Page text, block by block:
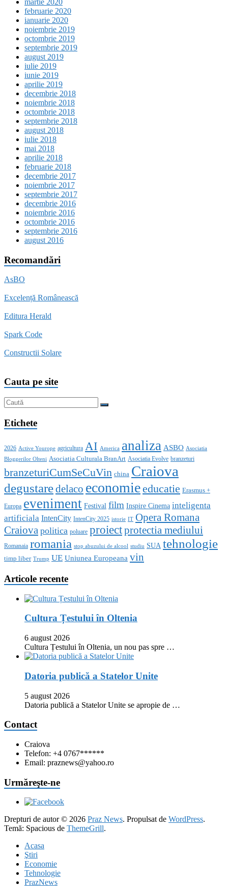
martie 2020
februarie 2020
ianuarie 2020
noiembrie 2019
octombrie 2019
septembrie 2019
august 2019
iulie 2019
iunie 2019
aprilie 2019
decembrie 2018
noiembrie 2018
octombrie 2018
septembrie 2018
august 2018
iulie 2018
mai 2018
aprilie 2018
februarie 2018
decembrie 2017
noiembrie 2017
septembrie 2017
decembrie 2016
noiembrie 2016
octombrie 2016
septembrie 2016
august 2016
Recomandări
AsBO
Excelență Românească
Editura Herald
Spark Code
Constructii Solare
Cauta pe site
Etichete
2026 Active Yourope agricultura AI America analiza ASBO Asociatia
Bloggerilor Olteni Asociatia Culturala BranArt Asociatia Evolve branzeturi
branzeturiCumSeCuVin china Craiova
degustaredelaco economieeducatie Erasmus +
Europa eveniment Festival film Inspire Cinema inteligenta
artificiala IntenCity IntenCity 2025 istorie IT Opera Romana
Craiova politica poluare proiectprotectia mediului
Romanaia romania stop abuzului de alcool studiu SUA tehnologie
timp liber Trump UE Uniunea Europeana vin
Articole recente
Cultura Țestului în Oltenia
6 august 2026
Cultura Țestului în Oltenia, un nou pas spre …
Datoria publică a Statelor Unite
5 august 2026
Datoria publică a Statelor Unite se apropie de …
Contact
Craiova
Telefon: +4 0767******
Email: praznews@yahoo.ro
Urmăreşte-ne
Drepturi de autor © 2026 Praz News. Propulsat de WordPress.
Temă: Spacious de ThemeGrill.
Acasa
Ştiri
Economie
Tehnologie
PrazNews